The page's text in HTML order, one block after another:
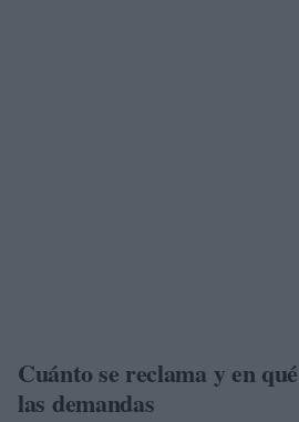
Cuánto se reclama y en
las demandas